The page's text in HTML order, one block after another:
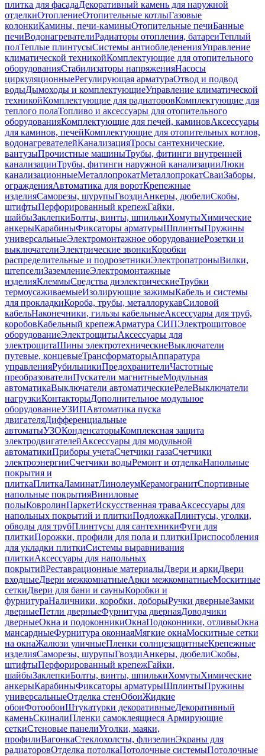
плитка для фасадаДекоративный камень для наружной
отделкиОтоплениеОтопительные котлыГазовые
колонкиКамины, печи-каминыОтопительные печиБанные
печиВодонагревателиРадиаторы отопления, батареиТеплый
полТеплые плинтусыСистемы антиобледененияУправление
климатической техникойКомплектующие для отопительного
оборудованияСтабилизаторы напряженияНасосы
циркуляционныеРегулирующая арматураОтвод и подвод
водыДымоходы и комплектующиеУправление климатической
техникойКомплектующие для радиаторовКомплектующие для
теплого полаТопливо и аксессуары для отопительного
оборудованияКомплектующие для печей, каминовАксессуары
для каминов, печейКомплектующие для отопительных котлов,
водонагревателейКанализацияТросы сантехнические,
вантузыПрочистные машиныТрубы, фитинги внутренней
канализацииТрубы, фитинги наружной канализацииЛюки
канализационныеМеталлопрокатМеталлопрокатСваиЗаборы,
огражденияАвтоматика для воротКрепежные
изделияСаморезы, шурупыГвоздиАнкеры, дюбелиСкобы,
штифтыПерфорированный крепежГайки,
шайбыЗаклепкиБолты, винты, шпилькиХомутыХимические
анкерыКарабиныФиксаторы арматурыШплинтыПружины
универсальныеЭлектромонтажное оборудованиеРозетки и
выключателиЭлектрические звонкиКоробки
распределительные и подрозетникиЭлектропатроныВилки,
штепселиЗаземлениеЭлектромонтажные
изделияКлеммыСредства диэлектрическиеТрубки
термоусаживаемыеИзолирующие зажимыКабель и системы
для прокладкиКороба, трубы, металлорукавСиловой
кабельНаконечники, гильзы кабельныеАксессуары для труб,
коробовКабельный крепежАрматура СИПЭлектрощитовое
оборудованиеЭлектрощитыАксессуары для
электрощитаШины электротехническиеВыключатели
путевые, концевыеТрансформаторыАппаратура
управленияРубильникиПредохранителиЧастотные
преобразователиПускатели магнитныеМодульная
автоматикаВыключатели автоматическиеРелеВыключатели
нагрузкиКонтакторыДополнительное модульное
оборудованиеУЗИПАвтоматика пуска
двигателяДифференциальные
автоматыУЗОКонденсаторыКомплексная защита
электродвигателейАксессуары для модульной
автоматикиПриборы учетаСчетчики газаСчетчики
электроэнергииСчетчики водыРемонт и отделкаНапольные
покрытия и
плиткаПлиткаЛаминатЛинолеумКерамогранитСпортивные
напольные покрытияВиниловые
полыКовролинПаркетИскусственная траваАксессуары для
напольных покрытий и плиткиПодложкаПлинтусы, уголки,
обводы для трубПлинтусы для сантехникиФуги для
плиткиПорожки, профили для пола и плиткиПриспособления
для укладки плиткиСистемы выравнивания
плиткиАксессуары для напольных
покрытийРеставрационные материалыДвери и аркиДвери
входныеДвери межкомнатныеАрки межкомнатныеМоскитные
сеткиДвери для бани и сауныКоробки и
фурнитураНаличники, коробки, доборыРучки дверныеЗамки
дверныеПетли дверныеФурнитура двернаяДоводчики
дверныеОкна и подоконникиОкнаПодоконники, отливыОкна
мансардныеФурнитура оконнаяМягкие окнаМоскитные сетки
на окнаЖалюзи уличныеПленки солнцезащитныеКрепежные
изделияСаморезы, шурупыГвоздиАнкеры, дюбелиСкобы,
штифтыПерфорированный крепежГайки,
шайбыЗаклепкиБолты, винты, шпилькиХомутыХимические
анкерыКарабиныФиксаторы арматурыШплинтыПружины
универсальныеОтделка стенОбоиЖидкие
обоиФотообоиШтукатурки декоративныеДекоративный
каменьСкиналиПленки самоклеящиеся Армирующие
сеткиСтеновые панелиУголки, маяки,
профилиВагонкаСтеклохолсты, флизелинЭкраны для
радиаторовОтделка потолкаПотолочные системыПотолочные